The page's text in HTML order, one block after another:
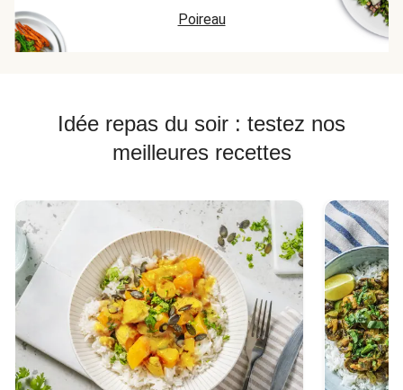
Poireau
Idée repas du soir : testez nos
meilleures recettes